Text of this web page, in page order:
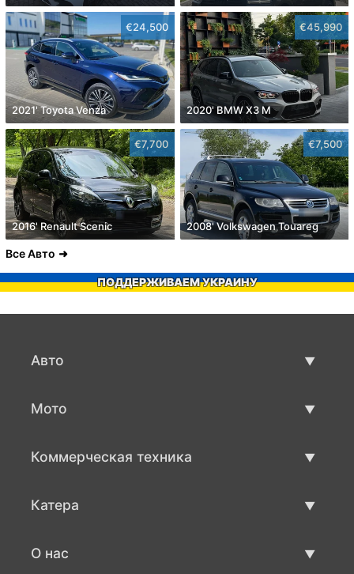
€24,500
2021' Toyota Venza
€45,990
2020' BMW X3 M
€7,700
2016' Renault Scenic
€7,500
2008' Volkswagen Touareg
Все Авто
ПОДДЕРЖИВАЕМ УКРАИНУ
Авто
Мото
Коммерческая техника
Катера
О нас